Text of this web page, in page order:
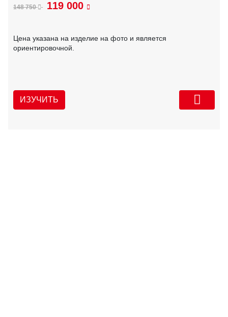
148 750 119 000
Цена указана на изделие на фото и является
ориентировочной.
ИЗУЧИТЬ